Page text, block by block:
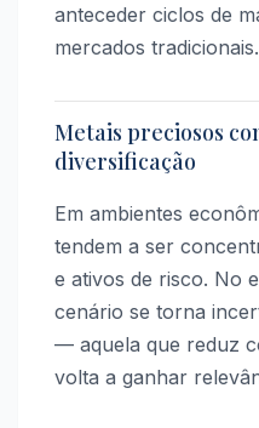
anteceder ciclos de
mercados tradicionais.
Metais preciosos
diversificação
Em ambientes
tendem a ser
e ativos de risco. No
cenário se torna
— aquela que reduz
volta a ganhar